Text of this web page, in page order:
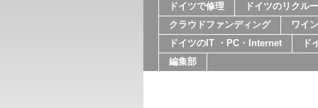
ドイツで修理
ドイツのリクル
クラウドファンディング
ワイ
ドイツのIT ・PC・Internet
ド
編集部